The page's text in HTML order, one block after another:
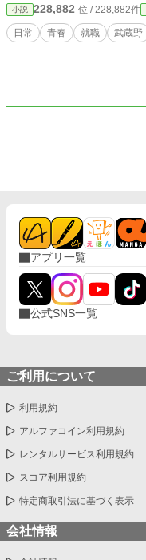
小説 228,882 位 / 228,882件
日常 青春 就職 武蔵野
アプリ一覧
公式SNS一覧
ご利用について
利用規約
アルファコイン利用規約
レンタルサービス利用規約
スコア利用規約
特定商取引法に基づく表示
会社情報